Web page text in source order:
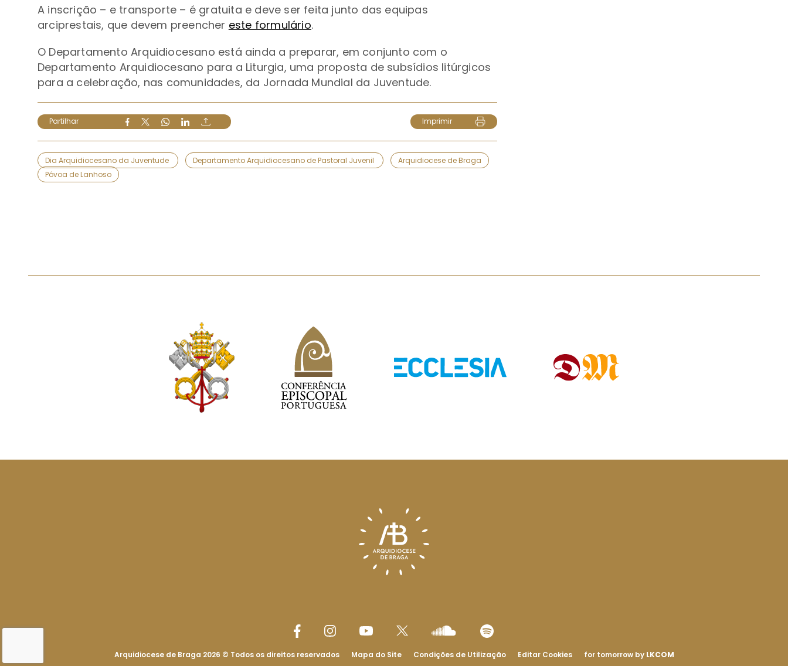
A inscrição – e transporte – é gratuita e deve ser feita junto das equipas
arciprestais, que devem preencher este formulário.
O Departamento Arquidiocesano está ainda a preparar, em conjunto com o
Departamento Arquidiocesano para a Liturgia, uma proposta de subsídios litúrgicos
para a celebração, nas comunidades, da Jornada Mundial da Juventude.
Partilhar Imprimir
Dia Arquidiocesano da Juventude Departamento Arquidiocesano de Pastoral Juvenil
Arquidiocese de Braga
Póvoa de Lanhoso
Arquidiocese de Braga 2026 © Todos os direitos reservados Mapa do Site Condições de Utilização Editar Cookies for tomorrow by LKCOM